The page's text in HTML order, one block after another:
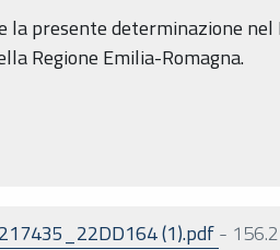
la presente determinazione
Regione Emilia-Romagna.
(1).pdf-